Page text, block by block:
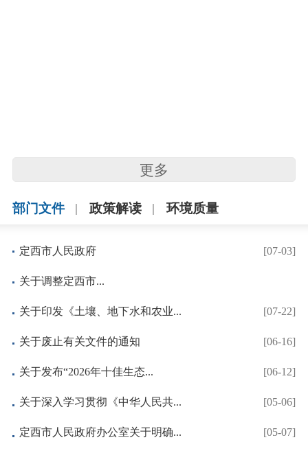
更多
部门文件 政策解读 环境质量
定西市人民政府
关于调整定西市...
[07-03]
关于印发《土壤、地下水和农业... [07-22]
关于废止有关文件的通知 [06-16]
关于发布“2026年十佳生态... [06-12]
关于深入学习贯彻《中华人民共... [05-06]
定西市人民政府办公室关于明确... [05-07]